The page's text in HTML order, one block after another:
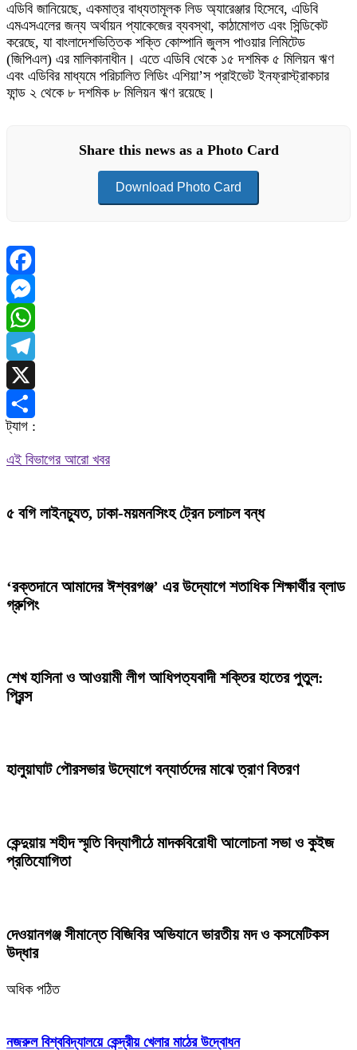
এডিবি জানিয়েছে, একমাত্র বাধ্যতামূলক লিড অ্যারেঞ্জার হিসেবে, এডিবি
এমএসএলের জন্য অর্থায়ন প্যাকেজের ব্যবস্থা, কাঠামোগত এবং সিন্ডিকেট
করেছে, যা বাংলাদেশভিত্তিক শক্তি কোম্পানি জুলস পাওয়ার লিমিটেড
(জিপিএল) এর মালিকানাধীন। এতে এডিবি থেকে ১৫ দশমিক ৫ মিলিয়ন ঋণ
এবং এডিবির মাধ্যমে পরিচালিত লিডিং এশিয়া’স প্রাইভেট ইনফ্রাস্ট্রাকচার
ফান্ড ২ থেকে ৮ দশমিক ৮ মিলিয়ন ঋণ রয়েছে।
Share this news as a Photo Card
Download Photo Card
Facebook
Messenger
WhatsApp
Telegram
X
Share
ট্যাগ :
এই বিভাগের আরো খবর
৫ বগি লাইনচ্যুত, ঢাকা-ময়মনসিংহ ট্রেন চলাচল বন্ধ
‘রক্তদানে আমাদের ঈশ্বরগঞ্জ’ এর উদ্যোগে শতাধিক শিক্ষার্থীর ব্লাড
গ্রুপিং
শেখ হাসিনা ও আওয়ামী লীগ আধিপত্যবাদী শক্তির হাতের পুতুল:
প্রিন্স
হালুয়াঘাট পৌরসভার উদ্যোগে বন্যার্তদের মাঝে ত্রাণ বিতরণ
কেন্দুয়ায় শহীদ স্মৃতি বিদ্যাপীঠে মাদকবিরোধী আলোচনা সভা ও কুইজ
প্রতিযোগিতা
দেওয়ানগঞ্জ সীমান্তে বিজিবির অভিযানে ভারতীয় মদ ও কসমেটিকস
উদ্ধার
অধিক পঠিত
নজরুল বিশ্ববিদ্যালয়ে কেন্দ্রীয় খেলার মাঠের উদ্বোধন